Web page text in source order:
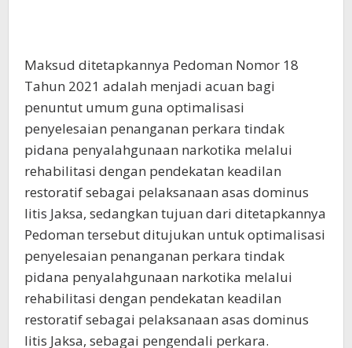
Maksud ditetapkannya Pedoman Nomor 18
Tahun 2021 adalah menjadi acuan bagi
penuntut umum guna optimalisasi
penyelesaian penanganan perkara tindak
pidana penyalahgunaan narkotika melalui
rehabilitasi dengan pendekatan keadilan
restoratif sebagai pelaksanaan asas dominus
litis Jaksa, sedangkan tujuan dari ditetapkannya
Pedoman tersebut ditujukan untuk optimalisasi
penyelesaian penanganan perkara tindak
pidana penyalahgunaan narkotika melalui
rehabilitasi dengan pendekatan keadilan
restoratif sebagai pelaksanaan asas dominus
litis Jaksa, sebagai pengendali perkara.